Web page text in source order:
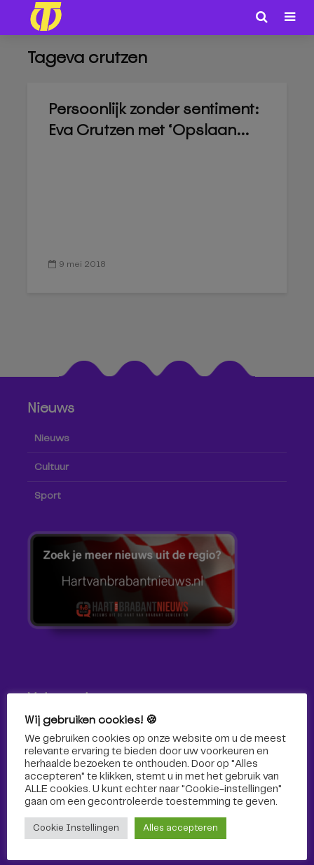
Tageva crutzen
Persoonlijk zonder sentiment:
Eva Crutzen met ‘Opslaan...
9 mei 2018
Nieuws
Nieuws
Cultuur
Sport
Volg ons!
Volg Omroep Tilburg niet alleen hier, maar ook via social
media!
Wij gebruiken cookies! 🍪
We gebruiken cookies op onze website om u de meest
relevante ervaring te bieden door uw voorkeuren en
herhaalde bezoeken te onthouden. Door op "Alles
accepteren" te klikken, stemt u in met het gebruik van
ALLE cookies. U kunt echter naar "Cookie-instellingen"
gaan om een ​​gecontroleerde toestemming te geven.
Cookie Instellingen Alles accepteren